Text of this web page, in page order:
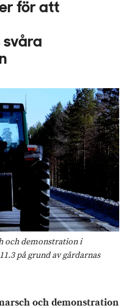
för att
svåra
och demonstration i
på grund av gårdarnas
och demonstration